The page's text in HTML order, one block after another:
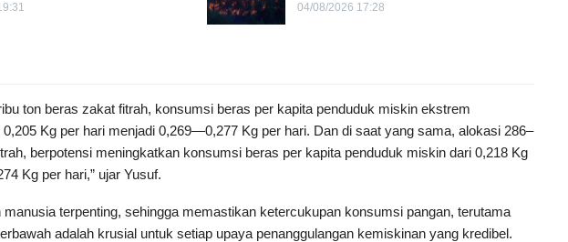
04/08/2026 17:28
ton beras zakat fitrah, konsumsi beras per kapita penduduk miskin ekstrem
Kg per hari menjadi 0,269—0,277 Kg per hari. Dan di saat yang sama, alokasi 286–
berpotensi meningkatkan konsumsi beras per kapita penduduk miskin dari 0,218 Kg
Kg per hari,” ujar Yusuf.
manusia terpenting, sehingga memastikan ketercukupan konsumsi pangan, terutama
adalah krusial untuk setiap upaya penanggulangan kemiskinan yang kredibel.